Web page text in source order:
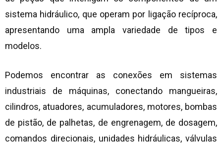
sistema hidráulico, que operam por ligação recíproca,
apresentando uma ampla variedade de tipos e
modelos.
Podemos encontrar as conexões em sistemas
industriais de máquinas, conectando mangueiras,
cilindros, atuadores, acumuladores, motores, bombas
de pistão, de palhetas, de engrenagem, de dosagem,
comandos direcionais, unidades hidráulicas, válvulas